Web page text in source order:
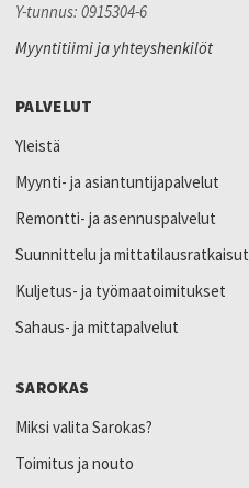
Y-tunnus: 0915304-6
Myyntitiimi ja yhteyshenkilöt
PALVELUT
Yleistä
Myynti- ja asiantuntijapalvelut
Remontti- ja asennuspalvelut
Suunnittelu ja mittatilausratkaisut
Kuljetus- ja työmaatoimitukset
Sahaus- ja mittapalvelut
SAROKAS
Miksi valita Sarokas?
Toimitus ja nouto